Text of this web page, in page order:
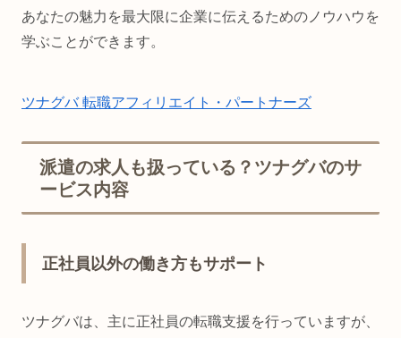
あなたの魅力を最大限に企業に伝えるためのノウハウを
学ぶことができます。
ツナグバ 転職アフィリエイト・パートナーズ
派遣の求人も扱っている？ツナグバのサ
ービス内容
正社員以外の働き方もサポート
ツナグバは、主に正社員の転職支援を行っていますが、